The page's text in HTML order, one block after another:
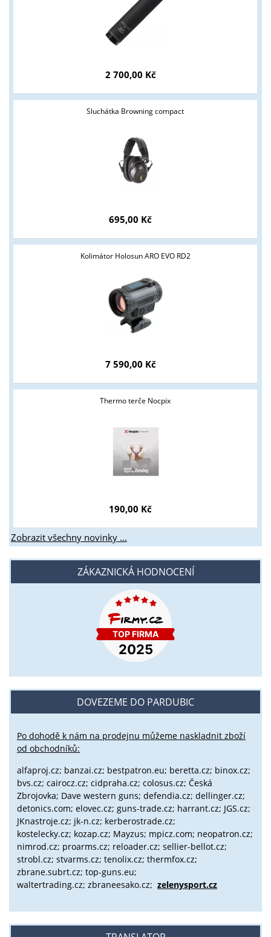
2 700,00 Kč
Sluchátka Browning compact
695,00 Kč
Kolimátor Holosun ARO EVO RD2
7 590,00 Kč
Thermo terče Nocpix
190,00 Kč
Zobrazit všechny novinky ...
ZÁKAZNICKÁ HODNOCENÍ
DOVEZEME DO PARDUBIC
Po dohodě k nám na prodejnu můžeme naskladnit zboží
od obchodníků:
alfaproj.cz; banzai.cz; bestpatron.eu; beretta.cz; binox.cz;
bvs.cz; cairocz.cz; cidpraha.cz; colosus.cz; Česká
Zbrojovka; Dave western guns; defendia.cz; dellinger.cz;
detonics.com; elovec.cz; guns-trade.cz; harrant.cz; JGS.cz;
JKnastroje.cz; jk-n.cz; kerberostrade.cz;
kostelecky.cz; kozap.cz; Mayzus; mpicz.com; neopatron.cz;
nimrod.cz; proarms.cz; reloader.cz; sellier-bellot.cz;
strobl.cz; stvarms.cz; tenolix.cz; thermfox.cz;
zbrane.subrt.cz; top-guns.eu;
waltertrading.cz; zbraneesako.cz; zelenysport.cz
Tyto stránky jsou určeny pouze odborné veřejnosti od 18 let a
ANO NE